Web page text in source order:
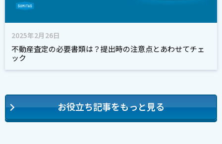
2025年2月26日
不動産査定の必要書類は？提出時の注意点とあわせてチェ
ック
お役立ち記事をもっと見る